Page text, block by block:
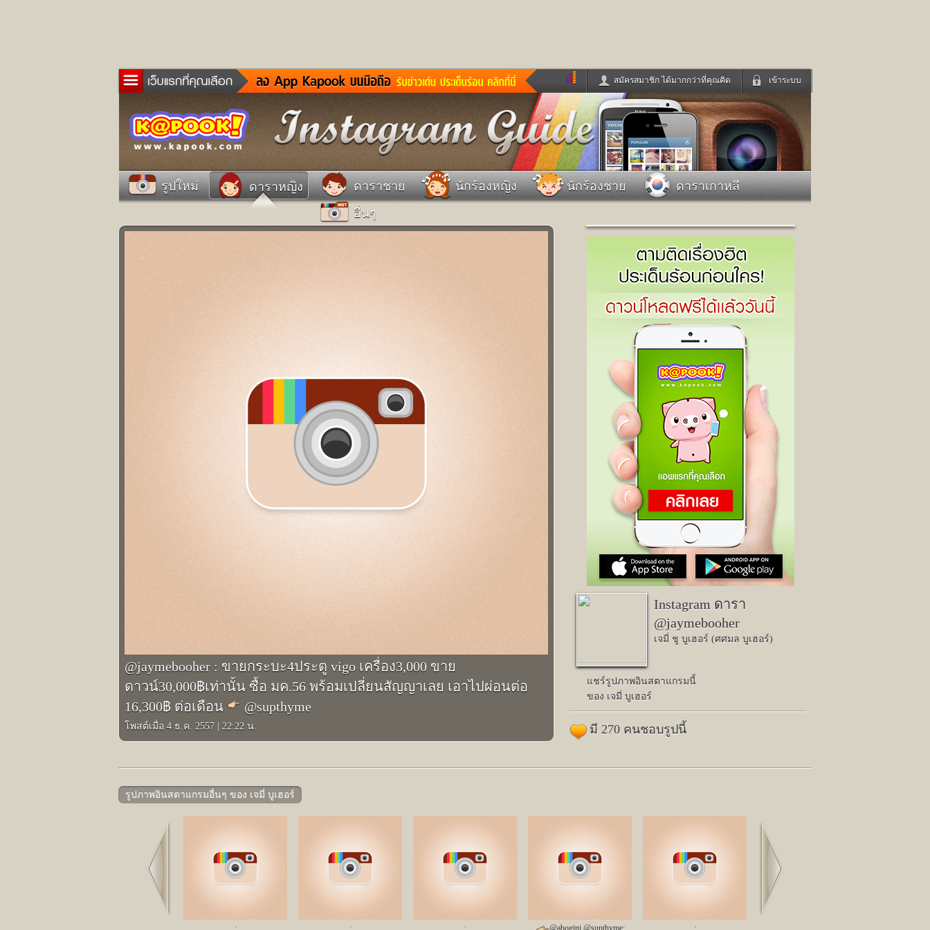
เข้าระบบ
สมัครสมาชิก ได้มากกว่าที่คุณคิด
ข่าวด่วน ข่าวสั้น ข่าวดารา
ดูทีวี
ละคร
หนังใหม่ ฟังเพลง
ฟังวิทยุออนไลน์
เกม
หมากรุกไทย แชทหมากฮอส
Glitter
แต่งงาน
แม่และเด็ก
ดูดวง
ทำนายฝัน สุขภาพ
สัตว์เลี้ยง
ผู้ชาย
ผลบอล บ้านและการตกแต่ง
ท่องเที่ยว
แวะชิมแวะพัก
dictionary
เช็คความเร็วเน็ต
Facebook
เข้าระบบด้วย User Kapook
Email
Password
เข้าระบบด้วย Facebook
รูปใหม่ ดาราหญิง ดาราชาย นักร้องหญิง นักร้องชาย
ดาราเกาหลี
อื่นๆ
@jaymebooher : ขายกระบะ4ประตู vigo เครื่อง3,000 ขาย
ดาวน์30,000฿เท่านั้น ซื้อ มค.56 พร้อมเปลี่ยนสัญญาเลย เอาไปผ่อนต่อ
16,300฿ ต่อเดือน
@supthyme
โพสต์เมื่อ 4 ธ.ค. 2557 22:22 น.
Instagram ดารา
@jaymebooher
เจมี่ ชู บูเฮอร์ (ศศมล บูเฮอร์)
แชร์รูปภาพอินสตาแกรมนี้
ของ เจมี่ บูเฮอร์
มี 270 คนชอบรูปนี้
รูปภาพอินสตาแกรมอื่นๆ ของ เจมี่ บูเฮอร์
; ; ; @abogini @supthyme; ;